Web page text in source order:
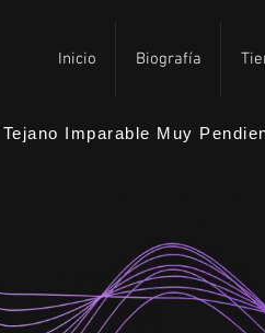
Inicio Biografía
Imparable Muy